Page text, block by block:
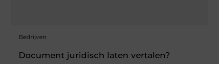
Bedrijven
Document juridisch laten vertalen?